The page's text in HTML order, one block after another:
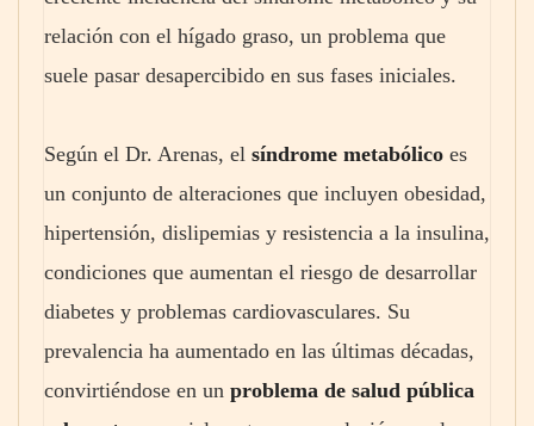
relación con el hígado graso, un problema que
suele pasar desapercibido en sus fases iniciales.
Según el Dr. Arenas, el síndrome metabólico es
un conjunto de alteraciones que incluyen obesidad,
hipertensión, dislipemias y resistencia a la insulina,
condiciones que aumentan el riesgo de desarrollar
diabetes y problemas cardiovasculares. Su
prevalencia ha aumentado en las últimas décadas,
convirtiéndose en un problema de salud pública